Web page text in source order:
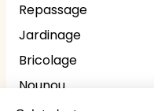
Repassage
Jardinage
Bricolage
Nounou